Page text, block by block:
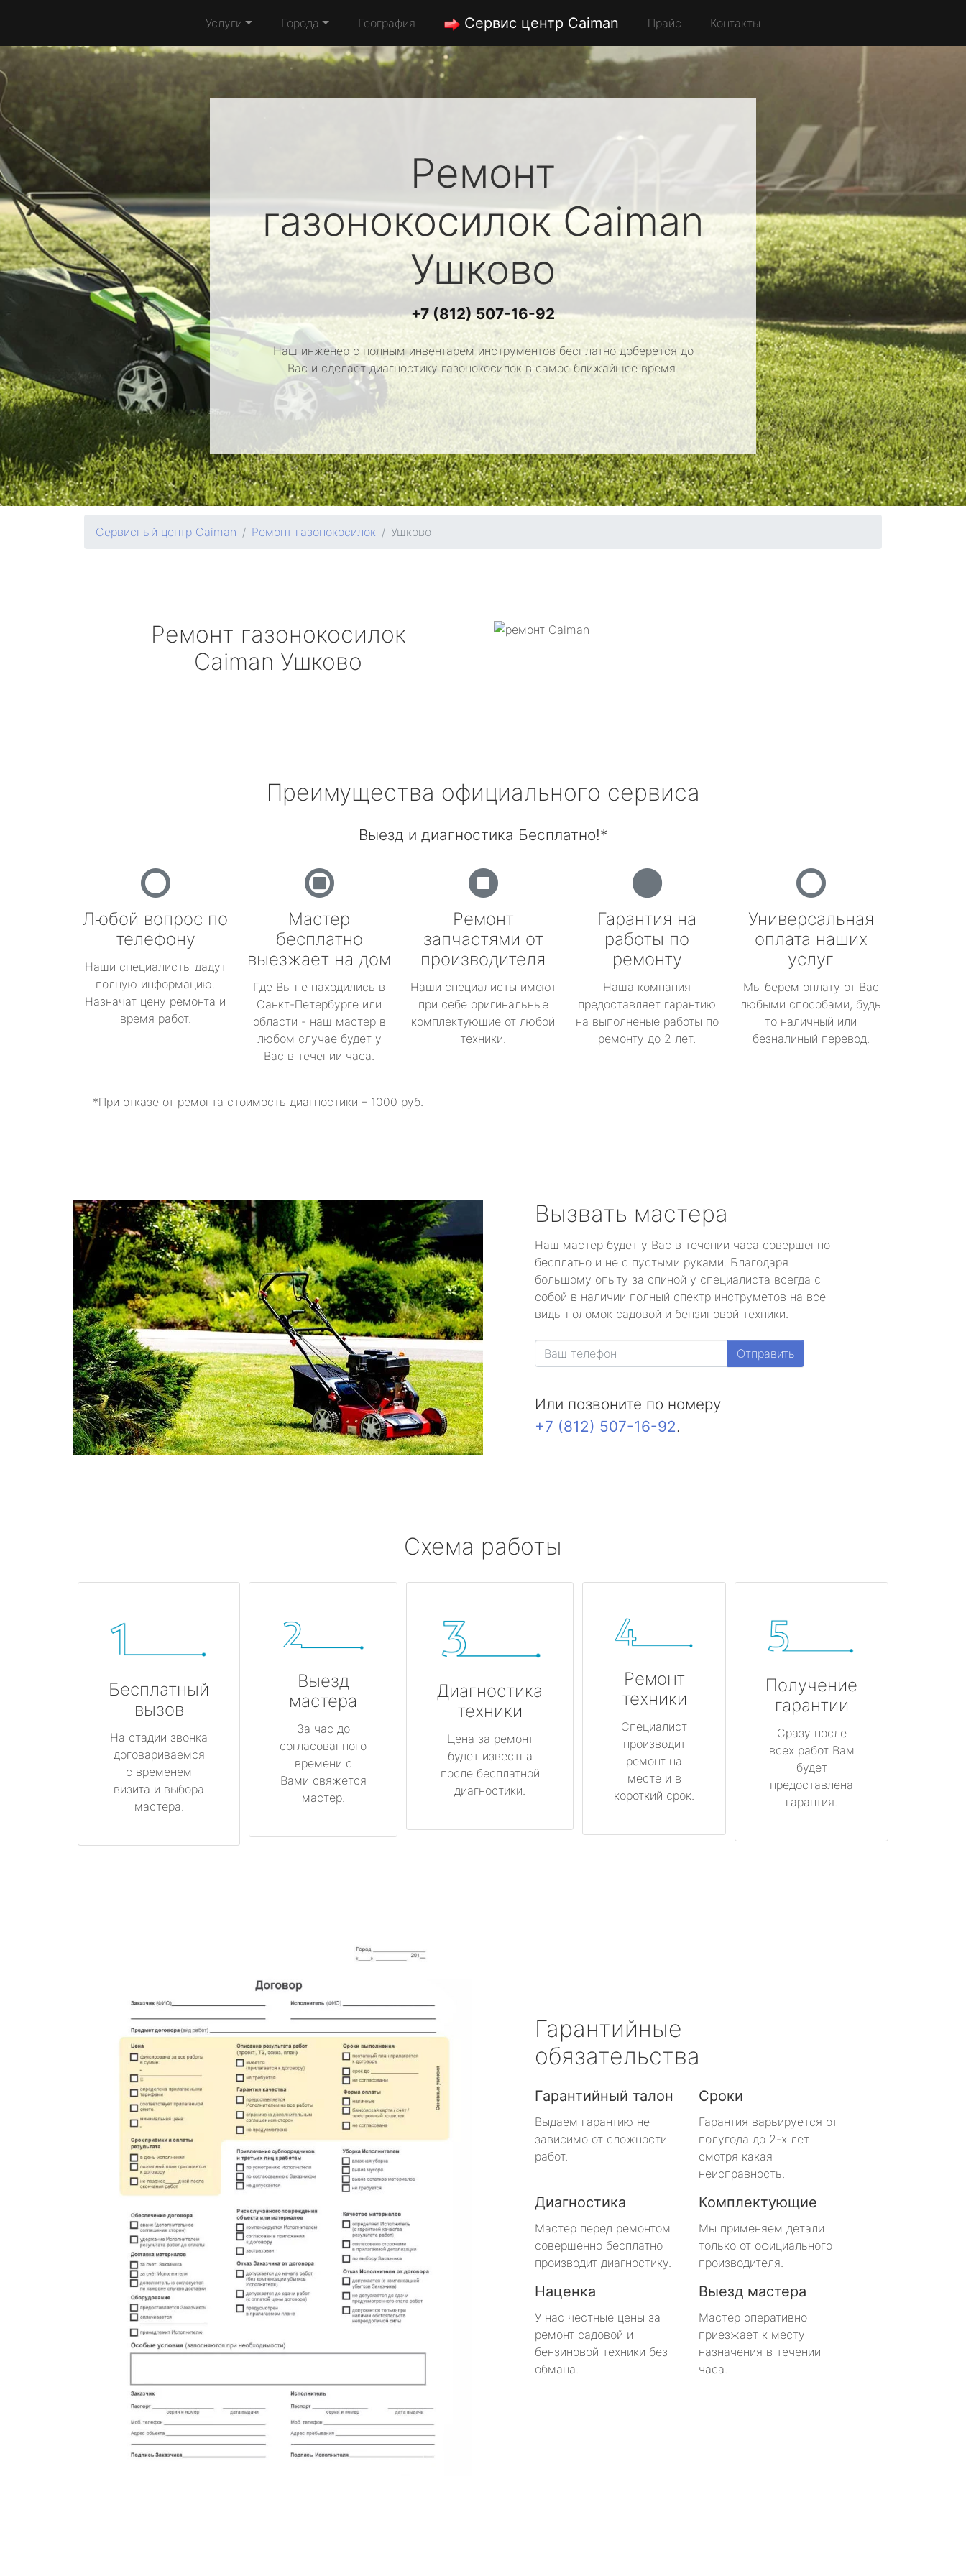
Услуги Города География Сервис центр Caiman Прайс Контакты
Ремонт
газонокосилокCaiman
Ушково
+7 (812) 507-16-92
Наш инженер с полным инвентарем инструментов бесплатно доберется до
Вас и сделает диагностику газонокосилок в самое ближайшее время.
Сервисный центр Caiman Ремонт газонокосилок Ушково
Ремонт газонокосилок
Caiman Ушково
Преимущества официального сервиса
Выезд и диагностика Бесплатно!*
Любой вопрос по
телефону
Наши специалисты дадут
полную информацию.
Назначат цену ремонта и
время работ.
Мастер
бесплатно
выезжает на дом
Где Вы не находились в
Санкт-Петербурге или
области - наш мастер в
любом случае будет у
Вас в течении часа.
Ремонт
запчастями от
производителя
Наши специалисты имеют
при себе оригинальные
комплектующие от любой
техники.
Гарантия на
работы по
ремонту
Наша компания
предоставляет гарантию
на выполненые работы по
ремонту до 2 лет.
Универсальная
оплата наших
услуг
Мы берем оплату от Вас
любыми способами, будь
то наличный или
безналиный перевод.
*При отказе от ремонта стоимость диагностики – 1000 руб.
Вызвать мастера
Наш мастер будет у Вас в течении часа совершенно
бесплатно и не с пустыми руками. Благодаря
большому опыту за спиной у специалиста всегда с
собой в наличии полный спектр инструметов на все
виды поломок садовой и бензиновой техники.
Отправить
Или позвоните по номеру
+7 (812) 507-16-92.
Схема работы
Бесплатный
вызов
На стадии звонка
договариваемся
с временем
визита и выбора
мастера.
Выезд
мастера
За час до
согласованного
времени с
Вами свяжется
мастер.
Диагностика
техники
Цена за ремонт
будет известна
после бесплатной
диагностики.
Ремонт
техники
Специалист
производит
ремонт на
месте и в
короткий срок.
Получение
гарантии
Сразу после
всех работ Вам
будет
предоставлена
гарантия.
Гарантийные
обязательства
Гарантийный талон
Выдаем гарантию не
зависимо от сложности
работ.
Сроки
Гарантия варьируется от
полугода до 2-х лет
смотря какая
неисправность.
Диагностика
Мастер перед ремонтом
совершенно бесплатно
производит диагностику.
Комплектующие
Мы применяем детали
только от официального
производителя.
Наценка
У нас честные цены за
ремонт садовой и
бензиновой техники без
обмана.
Выезд мастера
Мастер оперативно
приезжает к месту
назначения в течении
часа.